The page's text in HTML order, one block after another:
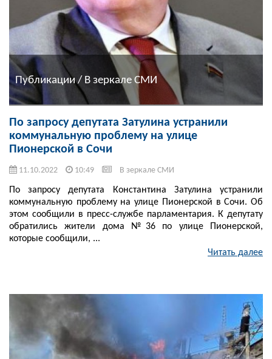
Публикации / В зеркале СМИ
По запросу депутата Затулина устранили
коммунальную проблему на улице
Пионерской в Сочи
11.10.2022 10:49 В зеркале СМИ
По запросу депутата Константина Затулина устранили
коммунальную проблему на улице Пионерской в Сочи. Об
этом сообщили в пресс-службе парламентария. К депутату
обратились жители дома №36 по улице Пионерской,
которые сообщили, ...
Читать далее